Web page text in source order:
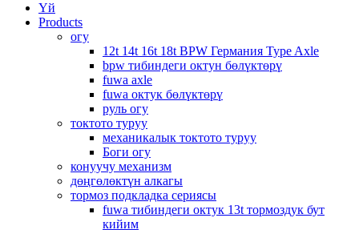
Үй
Products
огу
12t 14t 16t 18t BPW Германия Type Axle
bpw тибиндеги октун бөлүктөрү
fuwa axle
fuwa октук бөлүктөрү
руль огу
токтото туруу
механикалык токтото туруу
Боги огу
конуучу механизм
дөңгөлөктүн алкагы
тормоз подкладка сериясы
fuwa тибиндеги октук 13t тормоздук бут
кийим